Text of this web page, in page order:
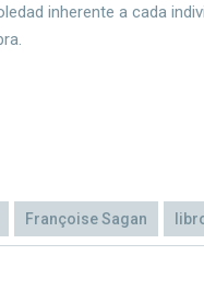
inherente a cada
Françoise Sagan